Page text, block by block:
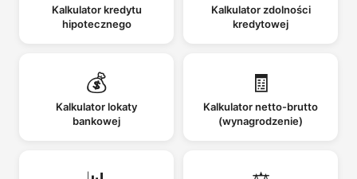
Kalkulator kredytu
hipotecznego
Kalkulator zdolności
kredytowej
💰
Kalkulator lokaty
bankowej
🧾
Kalkulator netto-brutto
(wynagrodzenie)